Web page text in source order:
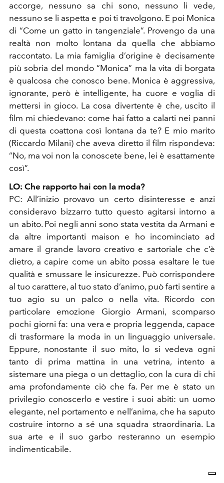
accorge, nessuno sa chi sono, nessuno li vede,
nessuno se li aspetta e poi ti travolgono. E poi Monica
di “Come un gatto in tangenziale”. Provengo da una
realtà non molto lontana da quella che abbiamo
raccontato. La mia famiglia d’origine è decisamente
più sobria del mondo “Monica” ma la vita di borgata
è qualcosa che conosco bene. Monica è aggressiva,
ignorante, però è intelligente, ha cuore e voglia di
mettersi in gioco. La cosa divertente è che, uscito il
film mi chiedevano: come hai fatto a calarti nei panni
di questa coattona così lontana da te? E mio marito
(Riccardo Milani) che aveva diretto il film rispondeva:
“No, ma voi non la conoscete bene, lei è esattamente
così”.
LO: Che rapporto hai con la moda?
PC: All’inizio provavo un certo disinteresse e anzi
consideravo bizzarro tutto questo agitarsi intorno a
un abito. Poi negli anni sono stata vestita da Armani e
da altre importanti maison e ho incominciato ad
amare il grande lavoro creativo e sartoriale che c’è
dietro, a capire come un abito possa esaltare le tue
qualità e smussare le insicurezze. Può corrispondere
al tuo carattere, al tuo stato d’animo, può farti sentire a
tuo agio su un palco o nella vita. Ricordo con
particolare emozione Giorgio Armani, scomparso
pochi giorni fa: una vera e propria leggenda, capace
di trasformare la moda in un linguaggio universale.
Eppure, nonostante il suo mito, lo si vedeva ogni
tanto di prima mattina in una vetrina, intento a
sistemare una piega o un dettaglio, con la cura di chi
ama profondamente ciò che fa. Per me è stato un
privilegio conoscerlo e vestire i suoi abiti: un uomo
elegante, nel portamento e nell’anima, che ha saputo
costruire intorno a sé una squadra straordinaria. La
sua arte e il suo garbo resteranno un esempio
indimenticabile.